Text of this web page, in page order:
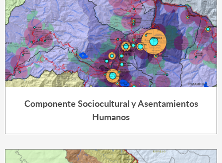
Componente Sociocultural y Asentamientos
Humanos